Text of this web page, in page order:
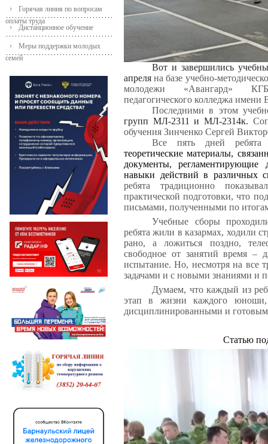
Горячая линия по вопросам
оплаты труда
Дистанционное обучение
Меры поддержки молодых
семей
Вот и завершились
апреляна базе учебно-
молодежи «Авангард»
педагогического колледжа
Последними в этом
групп МЛ-2311 и МЛ-2314к.
обучения Зинченко Сергей
Все пять дней
теоретические материалы,
документы, регламентирующие
навыки действий в различных
ребята традиционно
практической подготовки, что
письмами, полученными по
Учебные сборы
ребята жили в казармах, ходили
рано, а ложиться поздно,
свободное от занятий время –
испытание. Но, несмотря на все
задачами и с новыми знаниями и
Думаем, что каждый из
этап в жизни каждого юноши,
дисциплинированными и
Статью